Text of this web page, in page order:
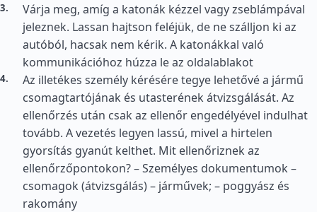
Várja meg, amíg a katonák kézzel vagy zseblámpával
jeleznek. Lassan hajtson feléjük, de ne szálljon ki az
autóból, hacsak nem kérik. A katonákkal való
kommunikációhoz húzza le az oldalablakot
Az illetékes személy kérésére tegye lehetővé a jármű
csomagtartójának és utasterének átvizsgálását. Az
ellenőrzés után csak az ellenőr engedélyével indulhat
tovább. A vezetés legyen lassú, mivel a hirtelen
gyorsítás gyanút kelthet. Mit ellenőriznek az
ellenőrzőpontokon? – Személyes dokumentumok –
csomagok (átvizsgálás) – járművek; – poggyász és
rakomány